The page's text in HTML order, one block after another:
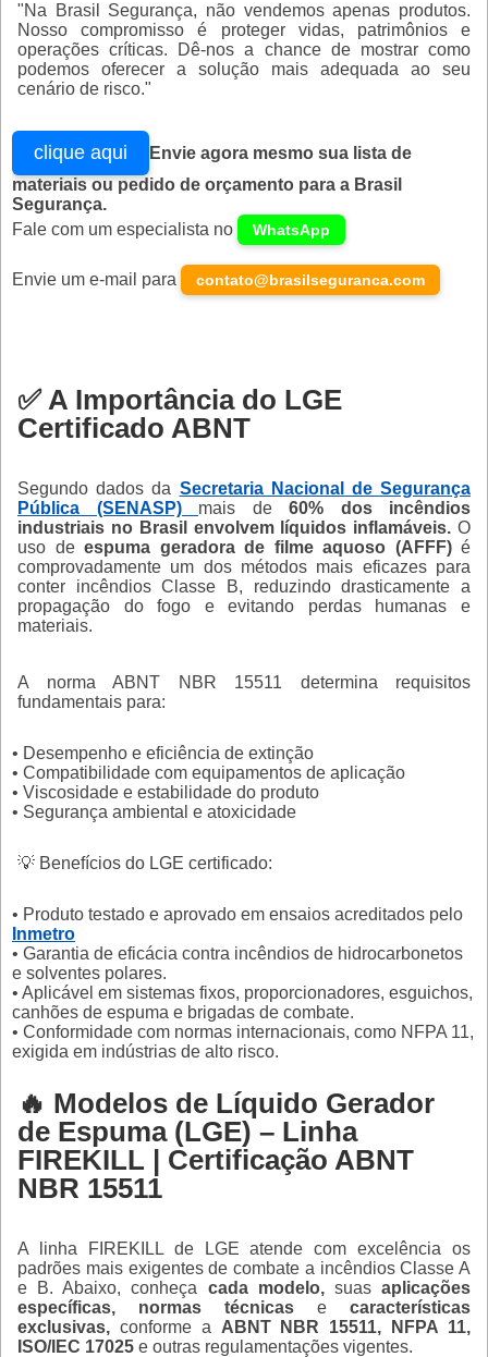
"Na Brasil Segurança, não vendemos apenas produtos.
Nosso compromisso é proteger vidas, patrimônios e
operações críticas. Dê-nos a chance de mostrar como
podemos oferecer a solução mais adequada ao seu
cenário de risco."
clique aqui
Envie agora mesmo sua lista de
materiais ou pedido de orçamento para a Brasil
Segurança.
Fale com um especialista no
WhatsApp
Envie um e-mail para contato@brasilseguranca.com
✅ A Importância do LGE
Certificado ABNT
Segundo dados da Secretaria Nacional de Segurança
Pública (SENASP) mais de 60% dos incêndios
industriais no Brasil envolvem líquidos inflamáveis. O
uso de espuma geradora de filme aquoso (AFFF) é
comprovadamente um dos métodos mais eficazes para
conter incêndios Classe B, reduzindo drasticamente a
propagação do fogo e evitando perdas humanas e
materiais.
A norma ABNT NBR 15511 determina requisitos
fundamentais para:
• Desempenho e eficiência de extinção
• Compatibilidade com equipamentos de aplicação
• Viscosidade e estabilidade do produto
• Segurança ambiental e atoxicidade
💡 Benefícios do LGE certificado:
• Produto testado e aprovado em ensaios acreditados pelo
Inmetro
• Garantia de eficácia contra incêndios de hidrocarbonetos
e solventes polares.
• Aplicável em sistemas fixos, proporcionadores, esguichos,
canhões de espuma e brigadas de combate.
• Conformidade com normas internacionais, como NFPA 11,
exigida em indústrias de alto risco.
🔥 Modelos de Líquido Gerador
de Espuma (LGE) – Linha
FIREKILL | Certificação ABNT
NBR 15511
A linha FIREKILL de LGE atende com excelência os
padrões mais exigentes de combate a incêndios Classe A
e B. Abaixo, conheça cada modelo, suasaplicações
específicas, normas técnicas e
características
exclusivas, conforme a ABNT NBR 15511, NFPA 11,
ISO/IEC 17025 e outras regulamentações vigentes.